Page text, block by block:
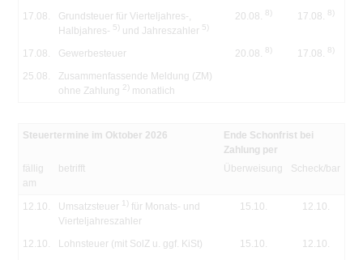
17.08.
Grundsteuer für Vierteljahres-,
Halbjahres- 5) und Jahreszahler 5)
20.08. 8) 17.08. 8)
17.08. Gewerbesteuer 20.08. 8) 17.08. 8)
25.08.
Zusammenfassende Meldung (ZM)
ohne Zahlung 2) monatlich
Steuertermine im Oktober 2026
Ende Schonfrist bei
Zahlung per
fällig
am
betrifft Überweisung Scheck/bar
12.10. Umsatzsteuer 1) für Monats- und
Vierteljahreszahler
15.10. 12.10.
12.10. Lohnsteuer (mit SolZ u. ggf. KiSt) 15.10.
12.10.